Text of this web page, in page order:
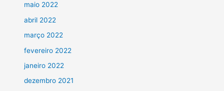
maio 2022
abril 2022
março 2022
fevereiro 2022
janeiro 2022
dezembro 2021